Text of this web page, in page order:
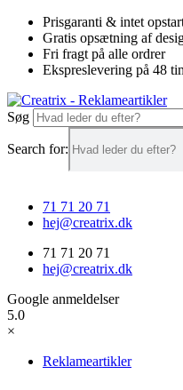
Videre
indhold
Prisgaranti & intet
Gratis opsætning af
Fri fragt på alle ordrer
Ekspreslevering på 48
Søg
Search for:
71 71 20 71
hej@creatrix.dk
71 71 20 71
hej@creatrix.dk
Google anmeldelser
5.0
×
Reklameartikler